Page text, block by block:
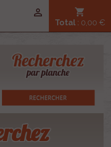
shopping_cart
Total : 0,00 €
